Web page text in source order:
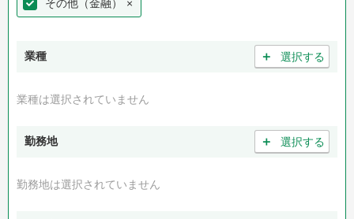
その他（金融） ×
業種 ＋ 選択する
業種は選択されていません
勤務地 ＋ 選択する
勤務地は選択されていません